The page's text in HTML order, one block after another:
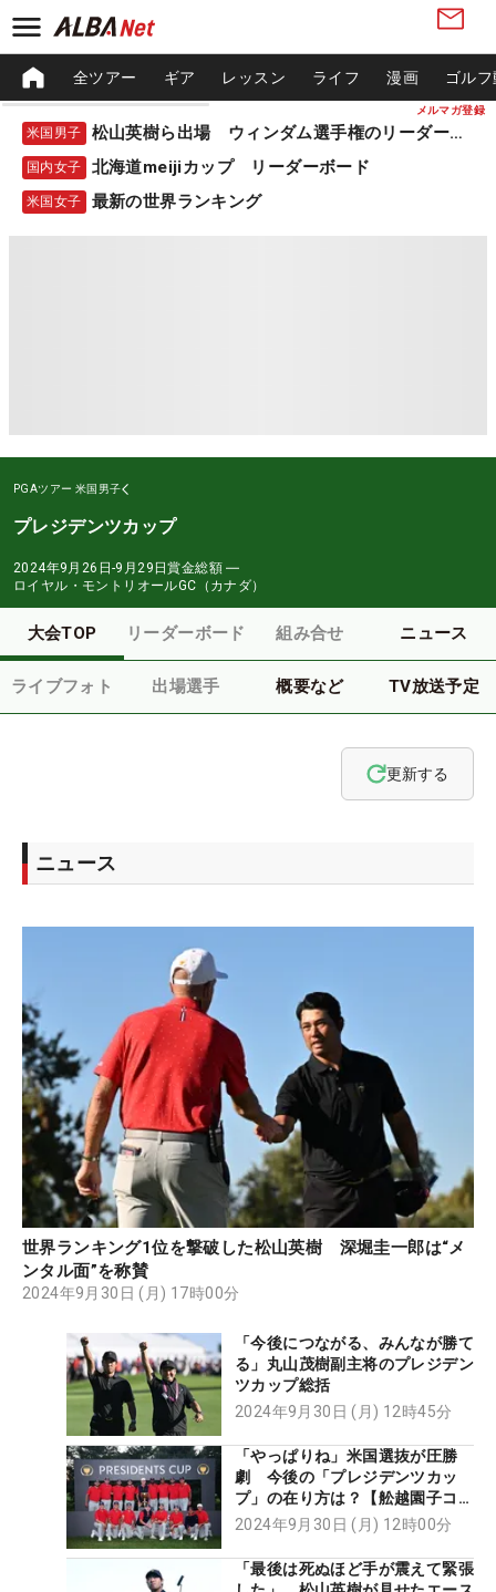
メルマガ登録
全ツアー ギア レッスン ライフ 漫画 ゴル
米国男子 松山英樹ら出場 ウィンダム選手権のリーダーボード
国内女子 北海道meijiカップ リーダーボード
米国女子 最新の世界ランキング
PGAツアー 米国男子
プレジデンツカップ
2024年9月26日-9月29日賞金総額 ―
ロイヤル・モントリオールGC（カナダ）
大会TOP リーダーボード 組み合せ ニュース
ライブフォト 出場選手 概要など TV放送予定
更新する
ニュース
世界ランキング1位を撃破した松山英樹 深堀圭一郎は“メ
ンタル面”を称賛
2024年9月30日 (月) 17時00分
「今後につながる、みんなが勝て
る」丸山茂樹副主将のプレジデン
ツカップ総括
2024年9月30日 (月) 12時45分
「やっぱりね」米国選抜が圧勝
劇 今後の「プレジデンツカッ
プ」の在り方は？【舩越園子コラ
ム】
2024年9月30日 (月) 12時00分
「最後は死ぬほど手が震えて緊張